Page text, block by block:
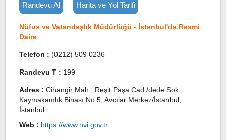
Randevu Al Harita ve Yol Tarifi
Nüfus ve Vatandaşlık Müdürlüğü - İstanbul'da Resmi
Daire
Telefon : (0212) 509 0236
Randevu T : 199
Adres : Cihangir Mah., Reşit Paşa Cad./dede Sok.
Kaymakamlık Binası No:5, Avcılar Merkez/İstanbul,
İstanbul
Web : https://www.nvi.gov.tr